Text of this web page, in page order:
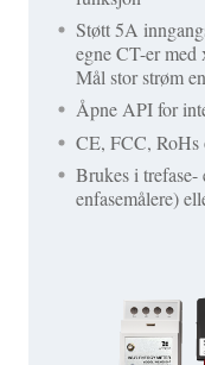
Støtt 5A
egne CT-er
Mål stor strøm
Åpne API for
CE, FCC, RoHs
Brukes i trefase-
enfasemålere)